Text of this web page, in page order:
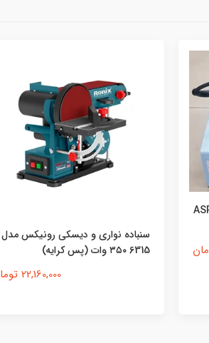
اره نواری پرتابل رونیکس مدل 5720
سایز ۲۰ سانت (پس کرایه)
26,630,000 تومان